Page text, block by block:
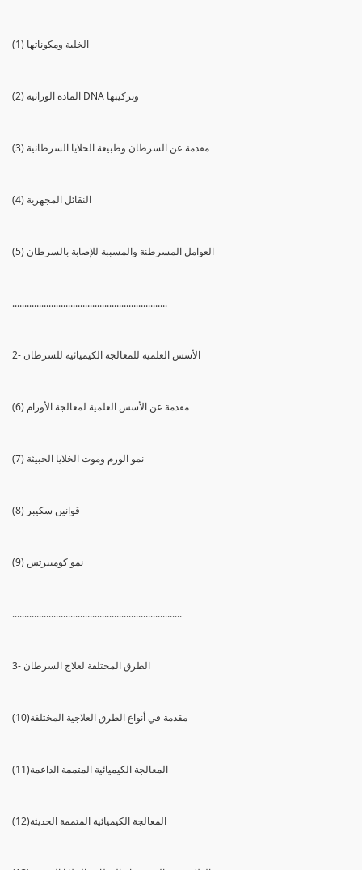
(1) الخلية ومكوناتها
(2) المادة الوراثية DNA وتركيبها
(3) مقدمة عن السرطان وطبيعة الخلايا السرطانية
(4) النقائل المجهرية
(5) العوامل المسرطنة والمسببة للإصابة بالسرطان
................................................................
2- الأسس العلمية للمعالجة الكيميائية للسرطان
(6) مقدمة عن الأسس العلمية لمعالجة الأورام
(7) نمو الورم وموت الخلايا الخبيثة
(8) قوانين سكيبر
(9) نمو كومبيرتس
......................................................................
3- الطرق المختلفة لعلاج السرطان
(10)مقدمة في أنواع الطرق العلاجية المختلفة
(11)المعالجة الكيميائية المتممة الداعمة
(12)المعالجة الكيميائية المتممة الحديثة